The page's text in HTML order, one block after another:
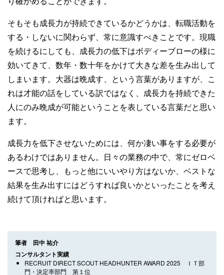
そもそも成長力が持続できているかどうかは、転職活動を
する・しないに関わらず、常に意識すべきことです。現職
を続けるにしても、成長力の低下はボディーブローの様に
効いてきて、数年・数十年をかけて大きな差を生み出して
しまいます。大器は晩成す、という言葉がありますが、こ
れは才能の話をしている訳ではなく、成長力を持続できた
人にのみ晩成が可能ということを表している言葉だと思い
ます。
成長力を低下させないためには、何か凄い事をする必要が
あるわけではありません。日々の業務の中で、常にゼロベ
ースで思考し、もっと他にいいやり方はないか、ベストな
結果を生み出すにはどうすれば良いかといったことを考え
続けて頂ければと思います。
筆者 田中 祐介
コンサルタント実績
RECRUIT DIRECT SCOUT HEADHUNTER AWARD 2025 ＩＴ部
門・決定率部門 第１位